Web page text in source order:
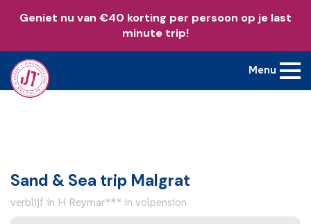
Geniet nu van €40 korting per persoon op je last
minute trip!
Menu
Sand & Sea trip Malgrat
verblijf in H Reymar*** in volpension